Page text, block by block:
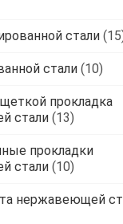
стали
стали (10)
прокладка
стали (13)
прокладки
стали (10)
нержавеющей